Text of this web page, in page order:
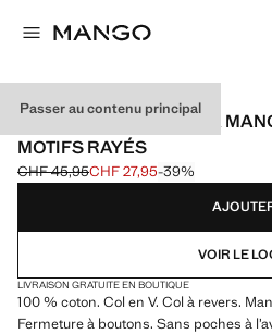
Passer au contenu principal
CHEMISE DE PYJAMA À
MOTIFS RAYÉS
Prix initial barré [CHF 45,95 ]
CHF 45,95
Prix actuel [CHF 27,95 ]
CHF 27,95-39%
Choisissez une couleur
VOIR LE
LIVRAISON GRATUITE EN BOUTIQUE
100 % coton. Col en V. Col à revers.
Fermeture à boutons. Sans poches à